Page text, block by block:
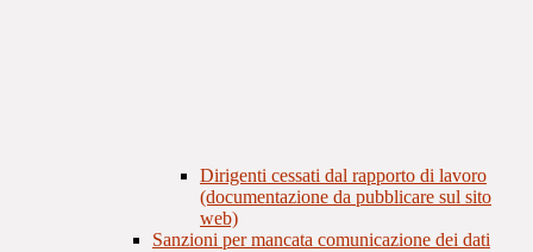
Dirigenti cessati dal rapporto di lavoro
(documentazione da pubblicare sul sito
web)
Sanzioni per mancata comunicazione dei dati